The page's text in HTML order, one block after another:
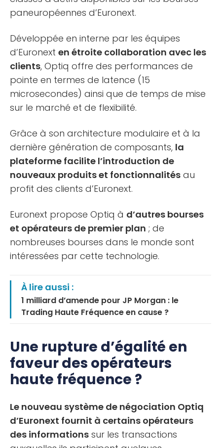
paneuropéennes d’Euronext.
Développée en interne par les équipes
d’Euronext en étroite collaboration avec les
clients, Optiq offre des performances de
pointe en termes de latence (15
microsecondes) ainsi que de temps de mise
sur le marché et de flexibilité.
Grâce à son architecture modulaire et à la
dernière génération de composants, la
plateforme facilite l’introduction de
nouveaux produits et fonctionnalités au
profit des clients d’Euronext.
Euronext propose Optiq à d’autres bourses
et opérateurs de premier plan ; de
nombreuses bourses dans le monde sont
intéressées par cette technologie.
À lire aussi :
1 milliard d’amende pour JP Morgan : le
Trading Haute Fréquence en cause ?
Une rupture d’égalité en
faveur des opérateurs
haute fréquence ?
Le nouveau système de négociation Optiq
d’Euronext fournit à certains opérateurs
des informations sur les transactions